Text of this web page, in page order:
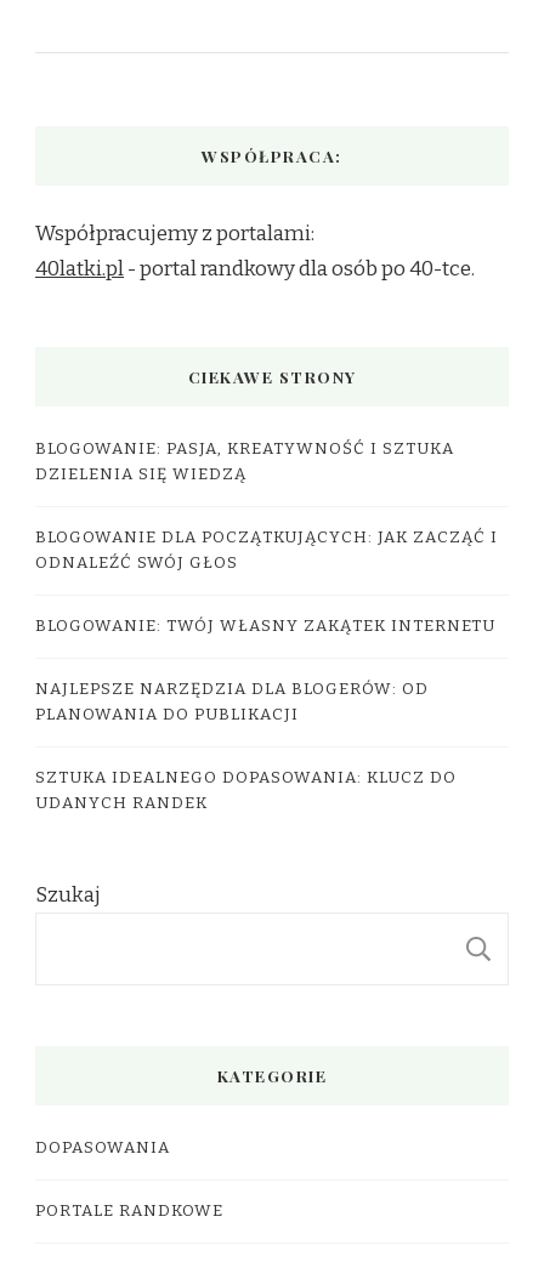
WSPÓŁPRACA:
Współpracujemy z portalami:
40latki.pl- portal randkowy dla osób po 40-tce.
CIEKAWE STRONY
BLOGOWANIE: PASJA, KREATYWNOŚĆ I SZTUKA
DZIELENIA SIĘ WIEDZĄ
BLOGOWANIE DLA POCZĄTKUJĄCYCH: JAK ZACZĄĆ I
ODNALEŹĆ SWÓJ GŁOS
BLOGOWANIE: TWÓJ WŁASNY ZAKĄTEK INTERNETU
NAJLEPSZE NARZĘDZIA DLA BLOGERÓW: OD
PLANOWANIA DO PUBLIKACJI
SZTUKA IDEALNEGO DOPASOWANIA: KLUCZ DO
UDANYCH RANDEK
Szukaj
KATEGORIE
DOPASOWANIA
PORTALE RANDKOWE